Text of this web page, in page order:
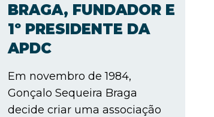
BRAGA, FUNDADOR E
1º PRESIDENTE DA
APDC
Em novembro de 1984,
Gonçalo Sequeira Braga
decide criar uma associação